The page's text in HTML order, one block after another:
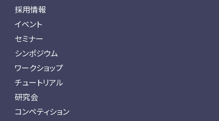
採用情報
イベント
セミナー
シンポジウム
ワークショップ
チュートリアル
研究会
コンペティション